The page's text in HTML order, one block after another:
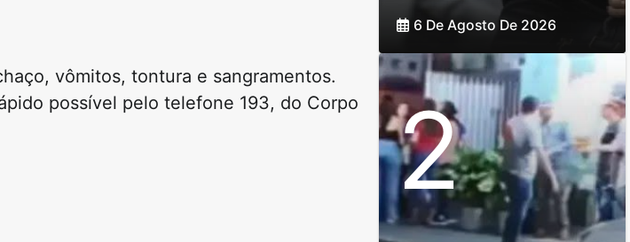
vômitos, tontura e sangramentos.
possível pelo telefone 193, do Corpo
6 De Agosto De 2026
2